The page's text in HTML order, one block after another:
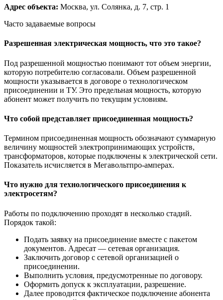
Адрес объекта: Москва, ул. Солянка, д. 7, стр. 1
Часто задаваемые вопросы
Разрешенная электрическая мощность, что это такое?
Под разрешенной мощностью понимают тот объем энергии,
которую потребителю согласовали. Объем разрешенной
мощности указывается в договоре о технологическом
присоединении и ТУ. Это предельная мощность, которую
абонент может получить по текущим условиям.
Что собой представляет присоединенная мощность?
Термином присоединенная мощность обозначают суммарную
величину мощностей электропринимающих устройств,
трансформаторов, которые подключены к электрической сети.
Показатель исчисляется в Мегавольтпро-амперах.
Что нужно для технологического присоединения к
электросетям?
Работы по подключению проходят в несколько стадий.
Порядок такой:
Подать заявку на присоединение вместе с пакетом
документов. Адресат — сетевая организация.
Заключить договор с сетевой организацией о
присоединении.
Выполнить условия, предусмотренные по договору.
Оформить допуск к эксплуатации, разрешение.
Далее проводится фактическое подключение абонента